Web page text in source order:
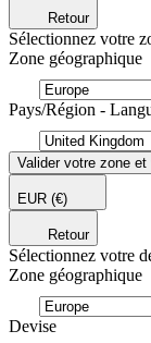
Retour
Sélectionnez votre
Zone géographique
Pays/Région -
Valider votre zone et
EUR (€)
Retour
Sélectionnez votre
Zone géographique
Devise